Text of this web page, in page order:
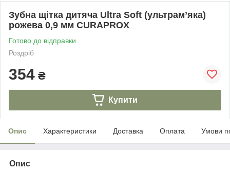
Зубна щітка дитяча Ultra Soft (ультрам’яка)
рожева 0,9 мм CURAPROX
Готово до відправки
Роздріб
354 ₴
Купити
Опис Характеристики Доставка Оплата Умови
Опис